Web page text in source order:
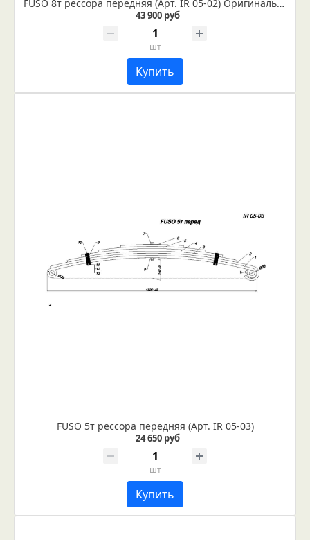
FUSO 8т рессора передняя (Арт. IR 05-02) Оригинальный номер может быть MK329810, MK329809, уточняйте у менеджера
43 900 руб
шт
Купить
FUSO 5т рессора передняя (Арт. IR 05-03)
24 650 руб
шт
Купить